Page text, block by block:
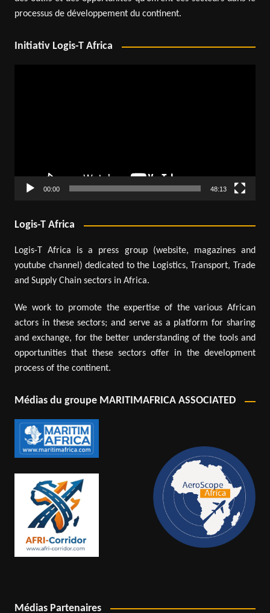
processus de développement du continent.
Initiativ Logis-T Africa
00:00 48:13
Logis-T Africa
Logis-T Africa is a press group (website, magazines and
youtube channel) dedicated to the Logistics, Transport, Trade
and Supply Chain sectors in Africa.
We work to promote the expertise of the various African
actors in these sectors; and serve as a platform for sharing
and exchange, for the better understanding of the tools and
opportunities that these sectors offer in the development
process of the continent.
Médias du groupe MARITIMAFRICA ASSOCIATED
Médias Partenaires